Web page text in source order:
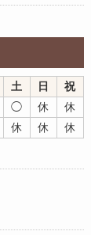
土 日
祝
◯ 休
休
休 休 休